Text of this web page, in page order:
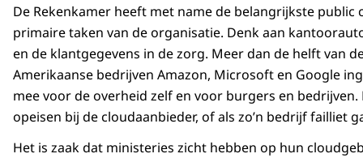
De Rekenkamer heeft met name de belangrijkste
primaire taken van de organisatie. Denk aan
en de klantgegevens in de zorg. Meer dan de helft van
Amerikaanse bedrijven Amazon, Microsoft en Google
mee voor de overheid zelf en voor burgers en
opeisen bij de cloudaanbieder, of als zo’n bedrijf failliet
Het is zaak dat ministeries zicht hebben op hun